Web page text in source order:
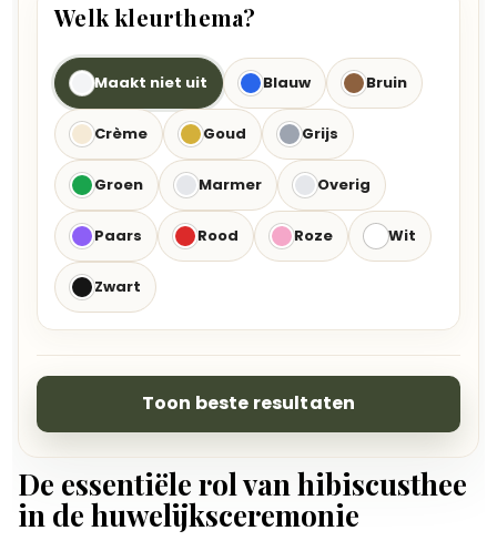
Welk kleurthema?
Maakt niet uit Blauw Bruin
Crème Goud Grijs
Groen Marmer Overig
Paars Rood Roze Wit
Zwart
Toon beste resultaten
De essentiële rol van hibiscusthee
in de huwelijksceremonie